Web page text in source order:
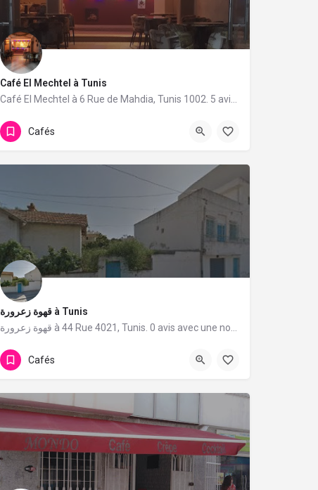
Café El Mechtel à Tunis
Café El Mechtel à 6 Rue de Mahdia, Tunis 1002. 5 avis avec une note de 4.8/5.
Cafés
قهوة زعرورة à Tunis
قهوة زعرورة à 44 Rue 4021, Tunis. 0 avis avec une note de 0/5.
Cafés